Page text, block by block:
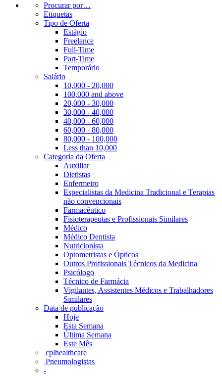
Procurar por…
Etiquetas
Tipo de Oferta
Estágio
Freelance
Full-Time
Part-Time
Temporário
Salário
10,000 - 20,000
100,000 and above
20,000 - 30,000
30,000 - 40,000
40,000 - 60,000
60,000 - 80,000
80,000 - 100,000
Less than 10,000
Categoria da Oferta
Auxiliar
Dietistas
Enfermeiro
Especialistas da Medicina Tradicional e Terapias
não convencionais
Farmacêutico
Fisioterapeutas e Profissionais Similares
Médico
Médico Dentista
Nutricionista
Optometristas e Ópticos
Outros Profissionais Técnicos da Medicina
Psicólogo
Técnico de Farmácia
Vigilantes, Assistentes Médicos e Trabalhadores
Similares
Data de publicação
Hoje
Esta Semana
Última Semana
Este Mês
‎ cplhealthcare‬
Pneumologistas
-